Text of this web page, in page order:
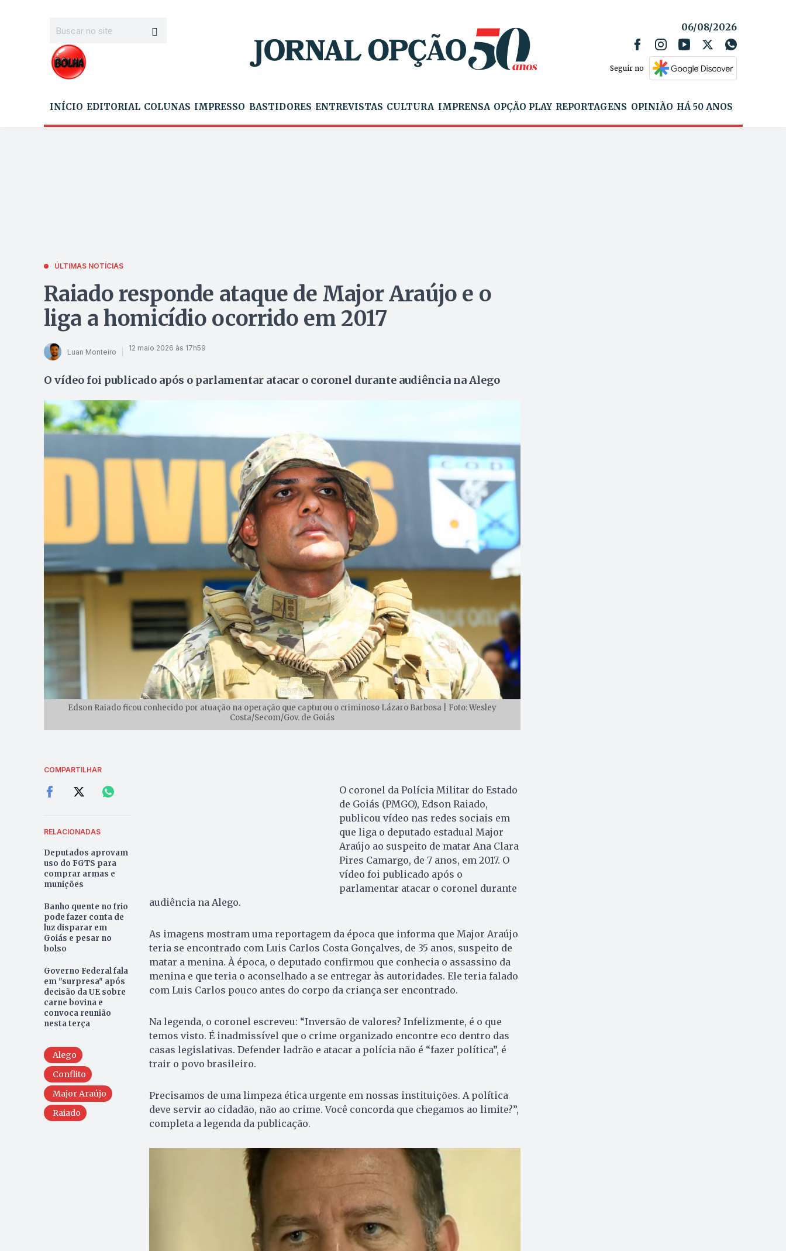
06/08/2026
Seguir no
INÍCIO EDITORIAL COLUNAS IMPRESSO BASTIDORES ENTREVISTAS CULTURA IMPRENSA OPÇÃO PLAY REPORTAGENS OPINIÃO HÁ 50 ANOS
ÚLTIMAS NOTÍCIAS
Raiado responde ataque de Major Araújo e o
liga a homicídio ocorrido em 2017
Luan Monteiro 12 maio 2026 às 17h59
O vídeo foi publicado após o parlamentar atacar o coronel durante audiência na Alego
Edson Raiado ficou conhecido por atuação na operação que capturou o criminoso Lázaro Barbosa | Foto: Wesley
Costa/Secom/Gov. de Goiás
COMPARTILHAR
RELACIONADAS
Deputados aprovam
uso do FGTS para
comprar armas e
munições
Banho quente no frio
pode fazer conta de
luz disparar em
Goiás e pesar no
bolso
Governo Federal fala
em "surpresa" após
decisão da UE sobre
carne bovina e
convoca reunião
nesta terça
Alego
Conflito
Major Araújo
Raiado
O coronel da Polícia Militar do Estado
de Goiás (PMGO), Edson Raiado,
publicou vídeo nas redes sociais em
que liga o deputado estadual Major
Araújo ao suspeito de matar Ana Clara
Pires Camargo, de 7 anos, em 2017. O
vídeo foi publicado após o
parlamentar atacar o coronel durante
audiência na Alego.
As imagens mostram uma reportagem da época que informa que Major Araújo
teria se encontrado com Luis Carlos Costa Gonçalves, de 35 anos, suspeito de
matar a menina. À época, o deputado confirmou que conhecia o assassino da
menina e que teria o aconselhado a se entregar às autoridades. Ele teria falado
com Luis Carlos pouco antes do corpo da criança ser encontrado.
Na legenda, o coronel escreveu: “Inversão de valores? Infelizmente, é o que
temos visto. É inadmissível que o crime organizado encontre eco dentro das
casas legislativas. Defender ladrão e atacar a polícia não é “fazer política”, é
trair o povo brasileiro.
Precisamos de uma limpeza ética urgente em nossas instituições. A política
deve servir ao cidadão, não ao crime. Você concorda que chegamos ao limite?”,
completa a legenda da publicação.